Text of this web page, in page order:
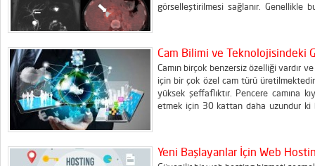
görselleştirilmesi sağlanır. Genellikle
Cam Bilimi ve Teknolojisindeki
Camın birçok benzersiz özelliği vardır
için bir çok özel cam türü
yüksek şeffaflıktır. Pencere camına
etmek için 30 kattan daha uzundur ki
Yeni Başlayanlar İçin Web